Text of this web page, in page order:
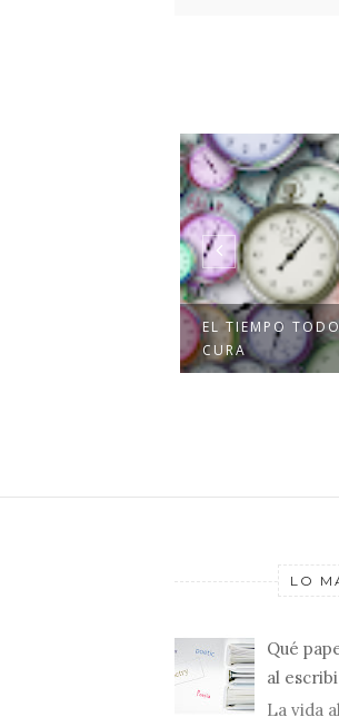
EL TIEMPO
CURA
LO
Qué
al
La vida